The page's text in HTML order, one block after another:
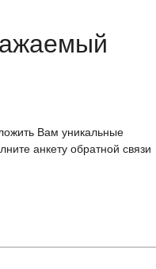
Вам уникальные
анкету обратной связи